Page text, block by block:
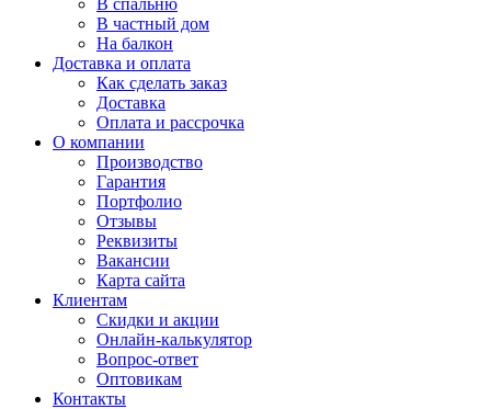
В спальню
В частный дом
На балкон
Доставка и оплата
Как сделать заказ
Доставка
Оплата и рассрочка
О компании
Производство
Гарантия
Портфолио
Отзывы
Реквизиты
Вакансии
Карта сайта
Клиентам
Скидки и акции
Онлайн-калькулятор
Вопрос-ответ
Оптовикам
Контакты